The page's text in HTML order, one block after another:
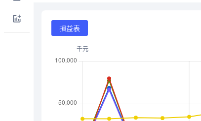
損益表